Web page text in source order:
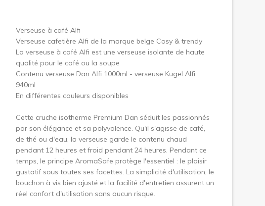
Suivant
Verseuse à café Alfi
Verseuse cafetière Alfi de la marque belge Cosy & trendy
La verseuse à café Alfi est une verseuse isolante de haute
qualité pour le café ou la soupe
Contenu verseuse Dan Alfi 1000ml - verseuse Kugel Alfi
940ml
En différentes couleurs disponibles
Cette cruche isotherme Premium Dan séduit les passionnés
par son élégance et sa polyvalence. Qu'il s'agisse de café,
de thé ou d'eau, la verseuse garde le contenu chaud
pendant 12 heures et froid pendant 24 heures. Pendant ce
temps, le principe AromaSafe protège l'essentiel : le plaisir
gustatif sous toutes ses facettes. La simplicité d'utilisation, le
bouchon à vis bien ajusté et la facilité d'entretien assurent un
réel confort d'utilisation sans aucun risque.